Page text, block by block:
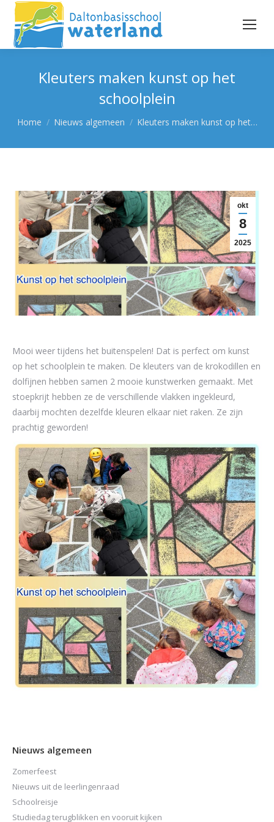
Kleuters maken kunst op het
schoolplein
Je bent hier:
Home Nieuws algemeen Kleuters maken kunst op het…
okt
8
2025
Mooi weer tijdens het buitenspelen! Dat is perfect om kunst
op het schoolplein te maken. De kleuters van de krokodillen en
dolfijnen hebben samen 2 mooie kunstwerken gemaakt. Met
stoepkrijt hebben ze de verschillende vlakken ingekleurd,
daarbij mochten dezelfde kleuren elkaar niet raken. Ze zijn
prachtig geworden!
Nieuws algemeen
Zomerfeest
Nieuws uit de leerlingenraad
Schoolreisje
Studiedag terugblikken en vooruit kijken